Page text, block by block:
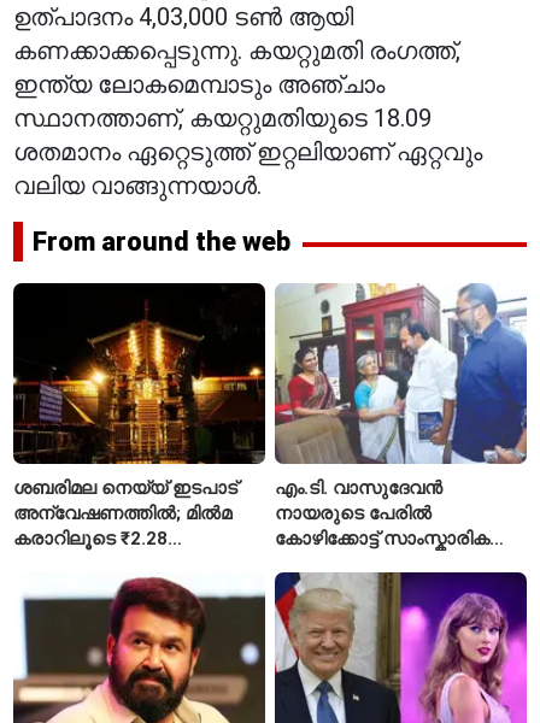
ഉത്പാദനം 4,03,000 ടൺ ആയി
കണക്കാക്കപ്പെടുന്നു. കയറ്റുമതി രംഗത്ത്,
ഇന്ത്യ ലോകമെമ്പാടും അഞ്ചാം
സ്ഥാനത്താണ്, കയറ്റുമതിയുടെ 18.09
ശതമാനം ഏറ്റെടുത്ത് ഇറ്റലിയാണ് ഏറ്റവും
വലിയ വാങ്ങുന്നയാൾ.
From around the web
ശബരിമല നെയ്യ് ഇടപാട്
അന്വേഷണത്തിൽ; മിൽമ
കരാറിലൂടെ ₹2.28
എഫ്ഐആർ
എം.ടി. വാസുദേവൻ
നായരുടെ പേരിൽ
കോഴിക്കോട്ട് സാംസ്കാരിക
പ്രവർത്തനങ്ങൾക്ക് ₹50
കോടി